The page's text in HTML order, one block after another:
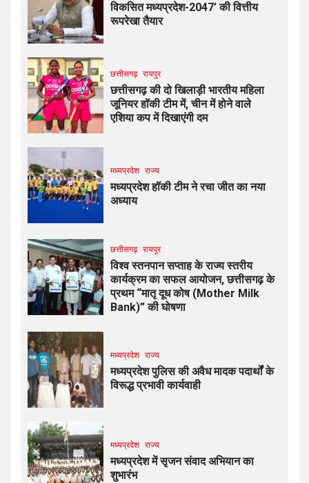
विकसित मध्यप्रदेश-2047’ की वित्तीय
रूपरेखा तैयार
छत्तीसगढ़ रायपुर
छत्तीसगढ़ की दो खिलाड़ी भारतीय महिला
जूनियर हॉकी टीम में, चीन में होने वाले
एशिया कप में दिखाएंगी दम
मध्यप्रदेश राज्य
मध्यप्रदेश हॉकी टीम ने रचा जीत का नया
अध्याय
छत्तीसगढ़ रायपुर
विश्व स्तनपान सप्ताह के राज्य स्तरीय
कार्यक्रम का सफल आयोजन, छत्तीसगढ़ के
प्रथम “मातृ दूध कोष (Mother Milk
Bank)” की घोषणा
मध्यप्रदेश राज्य
मध्यप्रदेश पुलिस की अवैध मादक पदार्थों के
विरूद्ध प्रभावी कार्यवाही
मध्यप्रदेश राज्य
मध्यप्रदेश में सृजन संवाद अभियान का
शुभारंभ